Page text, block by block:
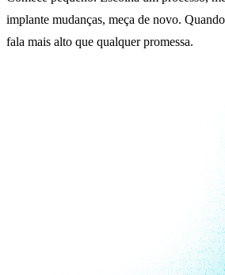
implante mudanças, meça de novo.
fala mais alto que qualquer promessa.